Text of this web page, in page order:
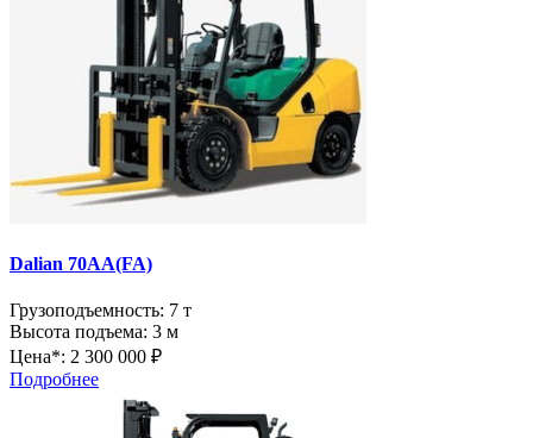
Dalian 70AA(FA)
Грузоподъемность: 7 т
Высота подъема: 3 м
Цена*: 2 300 000 ₽
Подробнее